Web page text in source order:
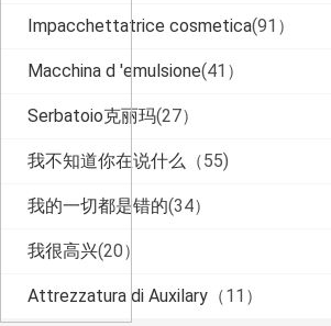
Impacchettatrice cosmetica(91）
Macchina d 'emulsione(41）
Serbatoio克丽玛(27）
我不知道你在说什么 （55)
我的一切都是错的(34）
我很高兴(20）
Attrezzatura di Auxilary （11）